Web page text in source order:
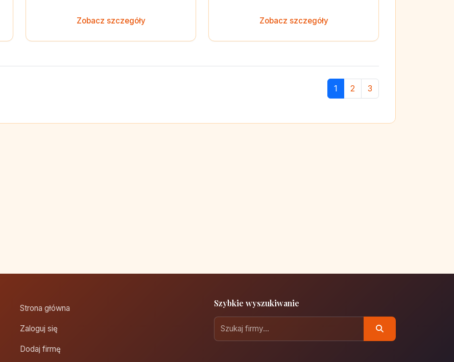
Zobacz szczegóły Zobacz szczegóły
1 2 3
Strona główna
Zaloguj się
Dodaj firmę
Szybkie wyszukiwanie